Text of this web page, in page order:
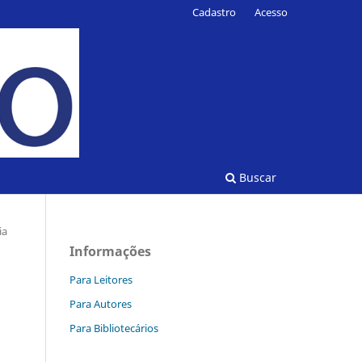
Buscar
Cadastro Acesso
Informações
Para Leitores
Para Autores
Para Bibliotecários